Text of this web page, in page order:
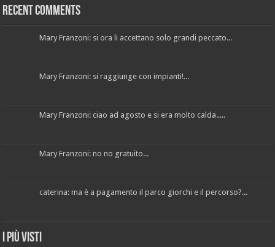
Recent Comments
Mary Franzoni: si ora li accettano solo grandi peccato...
Mary Franzoni: si raggiunge con impianti!...
Mary Franzoni: ciao ad agosto e si era molto calda.....
Mary Franzoni: no no gratuito...
caterina: ma è a pagamento il parco giorchi e il percorso?...
I più visti